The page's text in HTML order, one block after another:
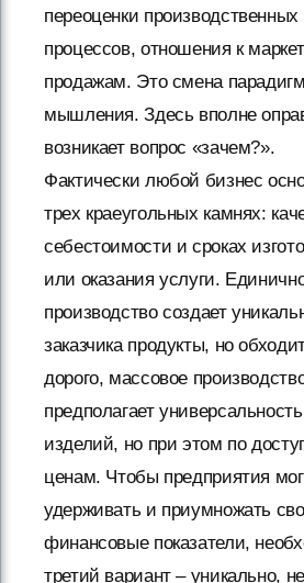
переоценки производственных
процессов, отношения к
продажам. Это смена
мышления. Здесь вполне
возникает вопрос «зачем?».
Фактически любой бизнес
трех краеугольных камнях:
себестоимости и сроках
или оказания услуги.
производство создает
заказчика продукты, но
дорого, массовое
предполагает универсальность
изделий, но при этом по
ценам. Чтобы предприятия
удерживать и приумножать
финансовые показатели,
третий вариант – уникально,